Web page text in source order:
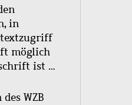
in
möglich
ist …
WZB